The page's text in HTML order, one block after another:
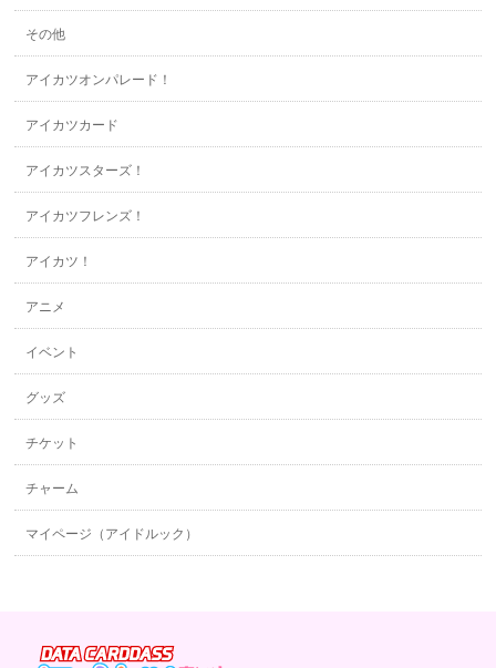
その他
アイカツオンパレード！
アイカツカード
アイカツスターズ！
アイカツフレンズ！
アイカツ！
アニメ
イベント
グッズ
チケット
チャーム
マイページ（アイドルック）